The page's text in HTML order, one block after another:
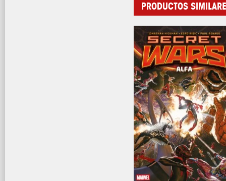
PRODUCTOS